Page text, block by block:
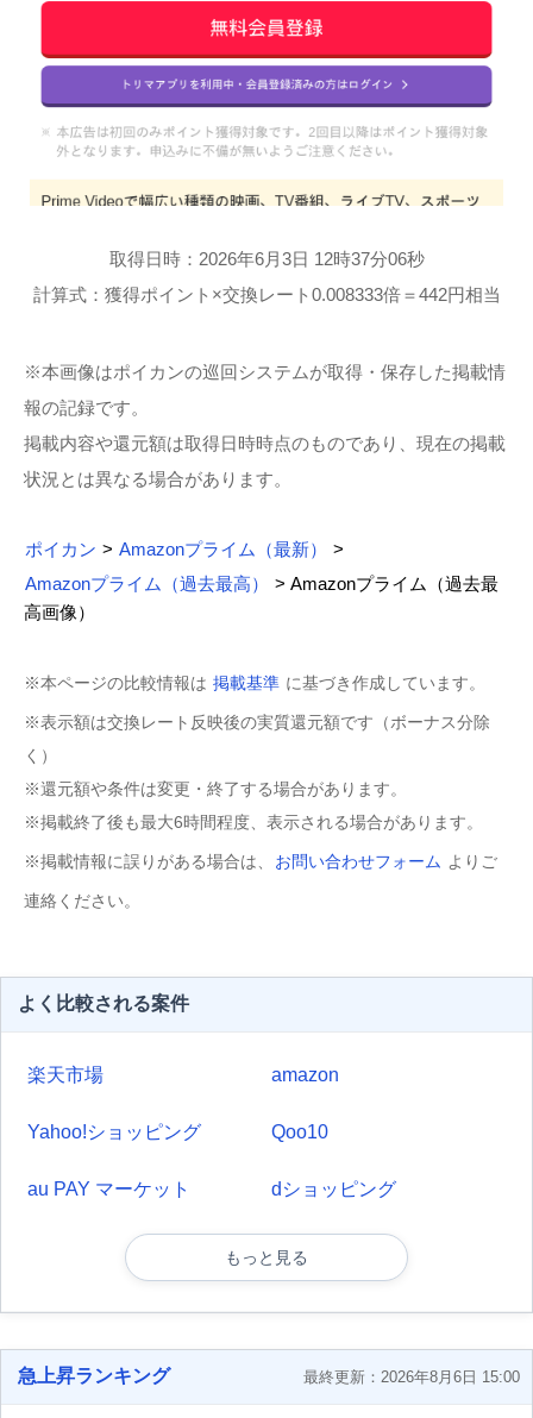
取得日時：2026年6月3日 12時37分06秒
計算式：獲得ポイント×交換レート0.008333倍＝442円相当
※本画像はポイカンの巡回システムが取得・保存した掲載情
報の記録です。
掲載内容や還元額は取得日時時点のものであり、現在の掲載
状況とは異なる場合があります。
ポイカン > Amazonプライム（最新）
>
Amazonプライム（過去最高）
> Amazonプライム（過去最
高画像）
※本ページの比較情報は 掲載基準 に基づき作成しています。
※表示額は交換レート反映後の実質還元額です（ボーナス分除
く）
※還元額や条件は変更・終了する場合があります。
※掲載終了後も最大6時間程度、表示される場合があります。
※掲載情報に誤りがある場合は、 お問い合わせフォーム よりご
連絡ください。
よく比較される案件
楽天市場 amazon
Yahoo!ショッピング Qoo10
au PAY マーケット dショッピング
もっと見る
急上昇ランキング 最終更新：2026年8月6日 15:00